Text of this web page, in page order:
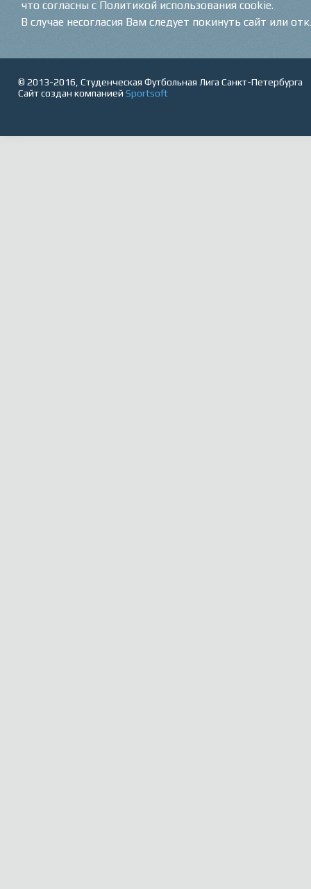
© 2013-2016, Студенческая Футбольная Лига Санкт-Петербурга
Сайт создан компанией Sportsoft
что согласны с Политикой использования cookie.
В случае несогласия Вам следует покинуть сайт или